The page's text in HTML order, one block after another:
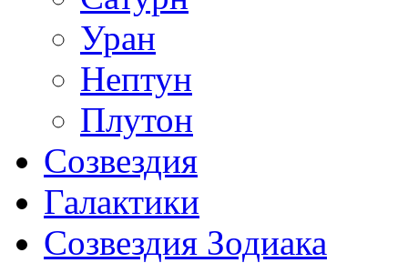
Уран
Нептун
Плутон
Созвездия
Галактики
Созвездия Зодиака